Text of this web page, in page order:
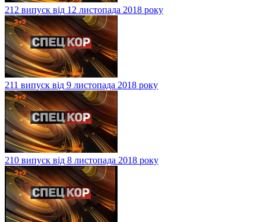
212 випуск від 12 листопада 2018 року
211 випуск від 9 листопада 2018 року
210 випуск від 8 листопада 2018 року